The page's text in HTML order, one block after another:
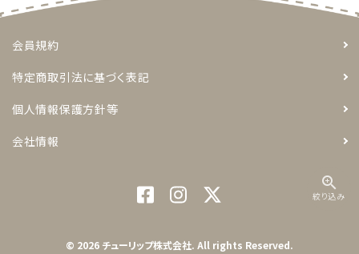
zoom_in
絞り込み
会員規約
特定商取引法に基づく表記
個人情報保護方針等
会社情報
© 2026 チューリップ株式会社. All rights Reserved.